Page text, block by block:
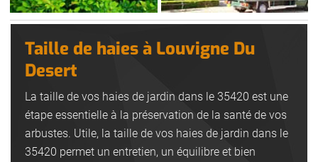
Taille de haies à Louvigne Du
Desert
La taille de vos haies de jardin dans le 35420 est une
étape essentielle à la préservation de la santé de vos
arbustes. Utile, la taille de vos haies de jardin dans le
35420 permet un entretien, un équilibre et bien